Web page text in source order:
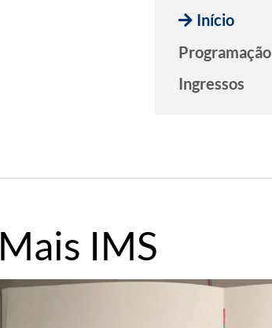
Início
Programação
Ingressos
Mais IMS